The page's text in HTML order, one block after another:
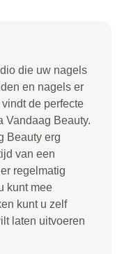
die uw nagels
en nagels er
de perfecte
Vandaag Beauty.
Beauty erg
van een
regelmatig
kunt mee
kunt u zelf
laten uitvoeren